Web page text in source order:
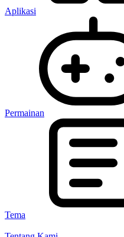
Aplikasi
Permainan
Tema